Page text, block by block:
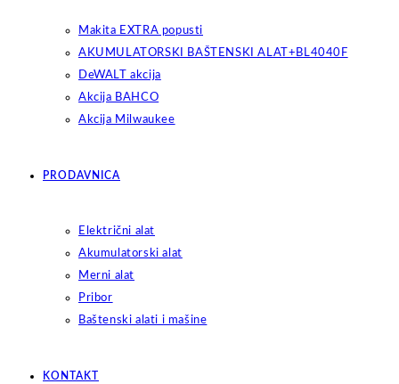
Makita EXTRA popusti
AKUMULATORSKI BAŠTENSKI ALAT+BL4040F
DeWALT akcija
Akcija BAHCO
Akcija Milwaukee
PRODAVNICA
Električni alat
Akumulatorski alat
Merni alat
Pribor
Baštenski alati i mašine
KONTAKT